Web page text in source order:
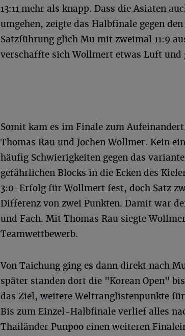
13:11 mehr als knapp. Dass die Asiaten
umgehen, zeigte das Halbfinale gegen
Satzführung glich Mu mit zweimal 11:9
verschaffte sich Wollmert etwas Luft und
Somit kam es im Finale zum
Thomas Rau und Jochen Wollmer. Kein
häufig Schwierigkeiten gegen das
gefährlichen Blocks in die Ecken des
3:0-Erfolg für Wollmert fest, doch Satz
Differenz von zwei Punkten. Damit war
und Fach. Mit Thomas Rau siegte
Teamwettbewerb.
Von Taichung ging es dann direkt nach
später standen dort die "Korean Open"
das Ziel, weitere Weltranglistenpunkte
Bis zum Einzel-Halbfinale verlief alles
Thailänder Punpoo einen weiteren